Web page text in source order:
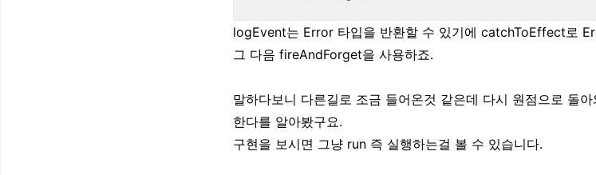
logEvent는 Error 타입을 반환할 수 있기에 catchToEffect로
그 다음 fireAndForget을 사용하죠.
말하다보니 다른길로 조금 들어온것 같은데 다시 원점으로 돌
한다를 알아봤구요.
구현을 보시면 그냥 run 즉 실행하는걸 볼 수 있습니다.